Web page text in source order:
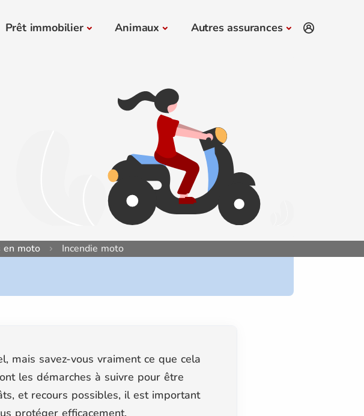
Prêt immobilier Animaux Autres assurances
en moto Incendie moto
mais savez-vous vraiment ce que cela
les démarches à suivre pour être
et recours possibles, il est important
protéger efficacement.